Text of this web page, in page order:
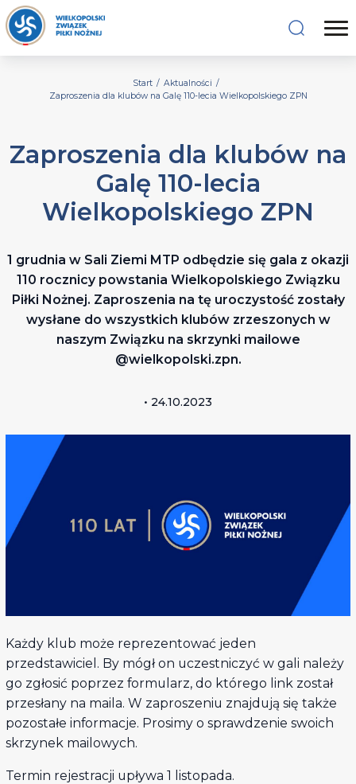
Start / Aktualności /
Zaproszenia dla klubów na Galę 110-lecia Wielkopolskiego ZPN
Zaproszenia dla klubów na
Galę 110-lecia
Wielkopolskiego ZPN
1 grudnia w Sali Ziemi MTP odbędzie się gala z okazji
110 rocznicy powstania Wielkopolskiego Związku
Piłki Nożnej. Zaproszenia na tę uroczystość zostały
wysłane do wszystkich klubów zrzeszonych w
naszym Związku na skrzynki mailowe
@wielkopolski.zpn.
• 24.10.2023
Każdy klub może reprezentować jeden
przedstawiciel. By mógł on uczestniczyć w gali należy
go zgłosić poprzez formularz, do którego link został
przesłany na maila. W zaproszeniu znajdują się także
pozostałe informacje. Prosimy o sprawdzenie swoich
skrzynek mailowych.
Termin rejestracji upływa 1 listopada.